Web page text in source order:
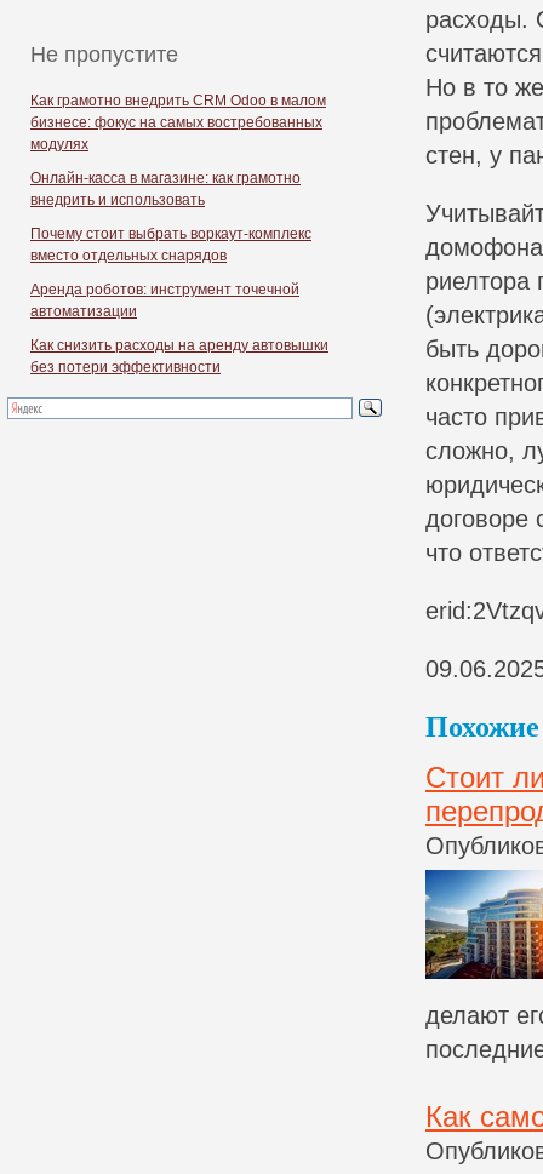
Не пропустите
Как грамотно внедрить CRM Odoo в малом
бизнесе: фокус на самых востребованных
модулях
Онлайн-касса в магазине: как грамотно
внедрить и использовать
Почему стоит выбрать воркаут-комплекс
вместо отдельных снарядов
Аренда роботов: инструмент точечной
автоматизации
Как снизить расходы на аренду автовышки
без потери эффективности
расходы.
Но в то
стен, у
домофона
риелтора
быть
часто
сложно,
договоре
что
Похожие
Стоит
делают
Как